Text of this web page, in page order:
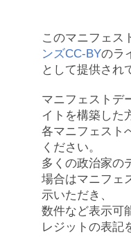
このマニフェス
ンズCC-BYのラ
として提供され
マニフェストデ
イトを構築した
各マニフェスト
ください。
多くの政治家の
場合はマニフェ
示いただき、
数件など表示可
レジットの表記